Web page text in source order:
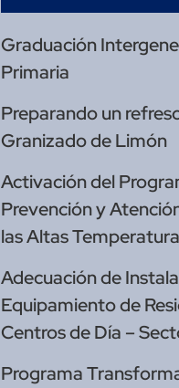
Graduación
Primaria
Preparando un
Granizado de Limón
Activación del
Prevención y
las Altas
Adecuación de
Equipamiento de
Centros de Día –
Programa